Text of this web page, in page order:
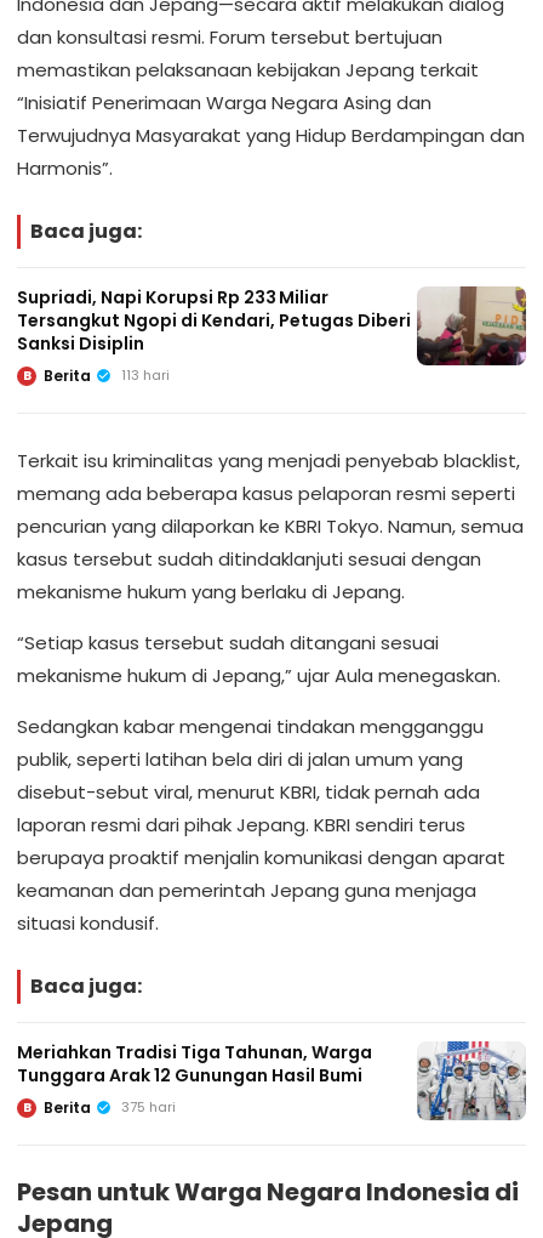
dan konsultasi resmi. Forum tersebut bertujuan
memastikan pelaksanaan kebijakan Jepang terkait
“Inisiatif Penerimaan Warga Negara Asing dan
Terwujudnya Masyarakat yang Hidup Berdampingan dan
Harmonis”.
Baca juga:
Supriadi, Napi Korupsi Rp 233 Miliar
Tersangkut Ngopi di Kendari, Petugas Diberi
Sanksi Disiplin
B Berita 113 hari
Terkait isu kriminalitas yang menjadi penyebab blacklist,
memang ada beberapa kasus pelaporan resmi seperti
pencurian yang dilaporkan ke KBRI Tokyo. Namun, semua
kasus tersebut sudah ditindaklanjuti sesuai dengan
mekanisme hukum yang berlaku di Jepang.
“Setiap kasus tersebut sudah ditangani sesuai
mekanisme hukum di Jepang,” ujar Aula menegaskan.
Sedangkan kabar mengenai tindakan mengganggu
publik, seperti latihan bela diri di jalan umum yang
disebut-sebut viral, menurut KBRI, tidak pernah ada
laporan resmi dari pihak Jepang. KBRI sendiri terus
berupaya proaktif menjalin komunikasi dengan aparat
keamanan dan pemerintah Jepang guna menjaga
situasi kondusif.
Baca juga:
Meriahkan Tradisi Tiga Tahunan, Warga
Tunggara Arak 12 Gunungan Hasil Bumi
B Berita 375 hari
Pesan untuk Warga Negara Indonesia di
Jepang